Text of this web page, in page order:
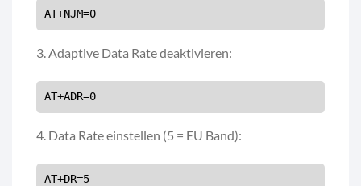
AT+NJM=0
3. Adaptive Data Rate deaktivieren:
AT+ADR=0
4. Data Rate einstellen (5 = EU Band):
AT+DR=5